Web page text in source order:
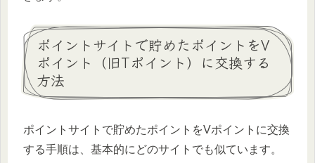
ポイントサイトで貯めたポイントをV
ポイント（旧Tポイント）に交換する
方法
ポイントサイトで貯めたポイントをVポイントに交換
する手順は、基本的にどのサイトでも似ています。